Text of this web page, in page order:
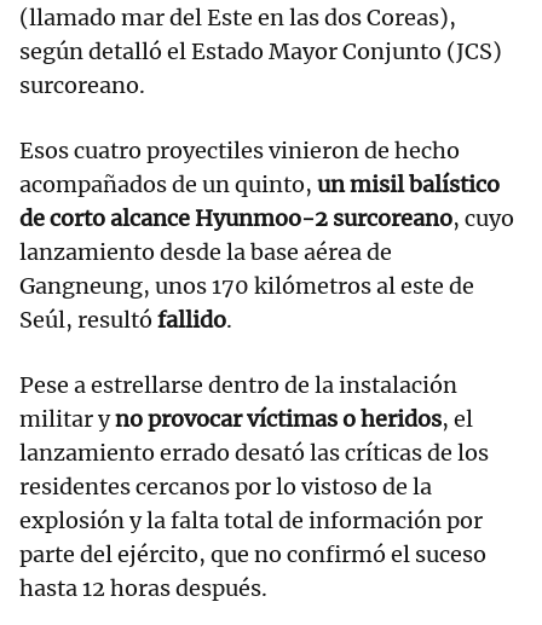
(llamado mar del Este en las dos Coreas),
según detalló el Estado Mayor Conjunto (JCS)
surcoreano.
Esos cuatro proyectiles vinieron de hecho
acompañados de un quinto, un misil balístico
de corto alcance Hyunmoo-2 surcoreano, cuyo
lanzamiento desde la base aérea de
Gangneung, unos 170 kilómetros al este de
Seúl, resultó fallido.
Pese a estrellarse dentro de la instalación
militar yno provocar víctimas o heridos, el
lanzamiento errado desató las críticas de los
residentes cercanos por lo vistoso de la
explosión y la falta total de información por
parte del ejército, que no confirmó el suceso
hasta 12 horas después.